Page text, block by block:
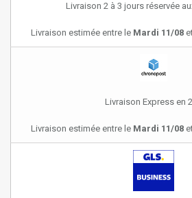
Livraison 2 à 3 jours réservée
Livraison estimée entre le Mardi 11/08
Livraison Express en
Livraison estimée entre le Mardi 11/08